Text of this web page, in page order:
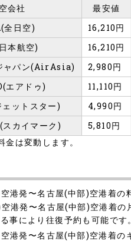
会社 最安値
全日空)
16,210円
本航空)
16,210円
ャパン(AirAsia)
2,980円
エアドゥ)
11,110円
ットスター)
4,990円
カイマーク)
5,810円
は変動します。
港発〜名古屋(中部)空港着の
港発〜名古屋(中部)空港着の
事により往復予約も可能です。
港発〜名古屋(中部)空港着の